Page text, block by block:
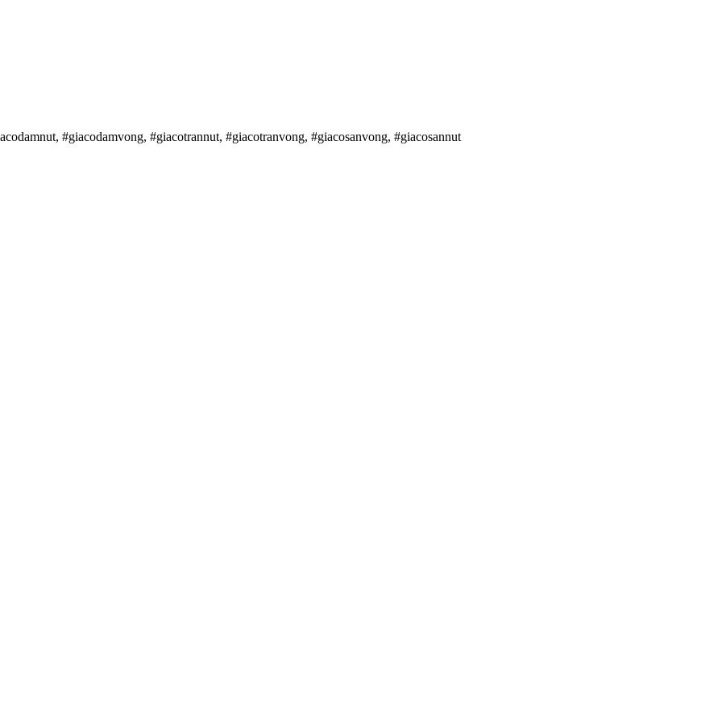
#giacodamvong, #giacotrannut, #giacotranvong, #giacosanvong, #giacosannut